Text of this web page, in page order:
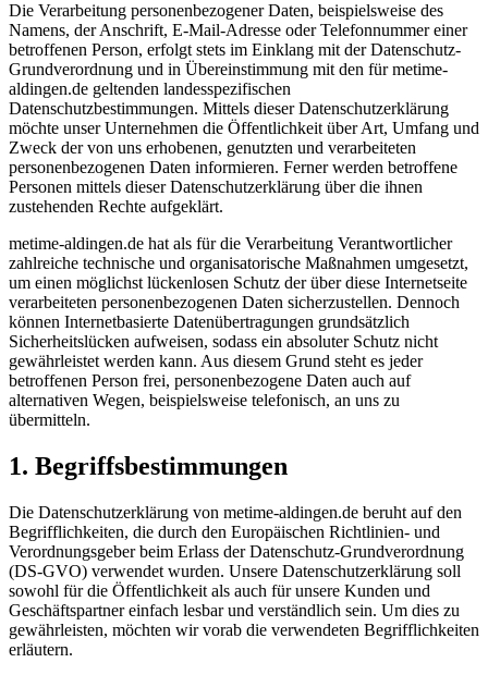
Die Verarbeitung personenbezogener Daten, beispielsweise des
Namens, der Anschrift, E-Mail-Adresse oder Telefonnummer einer
betroffenen Person, erfolgt stets im Einklang mit der Datenschutz-
Grundverordnung und in Übereinstimmung mit den für metime-
aldingen.de geltenden landesspezifischen
Datenschutzbestimmungen. Mittels dieser Datenschutzerklärung
möchte unser Unternehmen die Öffentlichkeit über Art, Umfang und
Zweck der von uns erhobenen, genutzten und verarbeiteten
personenbezogenen Daten informieren. Ferner werden betroffene
Personen mittels dieser Datenschutzerklärung über die ihnen
zustehenden Rechte aufgeklärt.
metime-aldingen.de hat als für die Verarbeitung Verantwortlicher
zahlreiche technische und organisatorische Maßnahmen umgesetzt,
um einen möglichst lückenlosen Schutz der über diese Internetseite
verarbeiteten personenbezogenen Daten sicherzustellen. Dennoch
können Internetbasierte Datenübertragungen grundsätzlich
Sicherheitslücken aufweisen, sodass ein absoluter Schutz nicht
gewährleistet werden kann. Aus diesem Grund steht es jeder
betroffenen Person frei, personenbezogene Daten auch auf
alternativen Wegen, beispielsweise telefonisch, an uns zu
übermitteln.
1. Begriffsbestimmungen
Die Datenschutzerklärung von metime-aldingen.de beruht auf den
Begrifflichkeiten, die durch den Europäischen Richtlinien- und
Verordnungsgeber beim Erlass der Datenschutz-Grundverordnung
(DS-GVO) verwendet wurden. Unsere Datenschutzerklärung soll
sowohl für die Öffentlichkeit als auch für unsere Kunden und
Geschäftspartner einfach lesbar und verständlich sein. Um dies zu
gewährleisten, möchten wir vorab die verwendeten Begrifflichkeiten
erläutern.